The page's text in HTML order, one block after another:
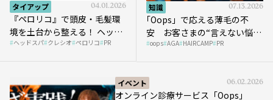
タイアップ 04.01.2026
『ペロリコ』で頭皮・毛髪環
境を土台から整える！ ヘッド
スパ比率1.5倍アップの秘策を
ヘッドスパ クレシオ ペロリコ PR
知識 07.13.2026
｢Oops」で応える薄毛の不
安 お客さまの“言えない悩
み”にどう向き合う？ ＃01
oops AGA HAIRCAMP PR
イベント 06.02.2026
オンライン診療サービス「Oops」